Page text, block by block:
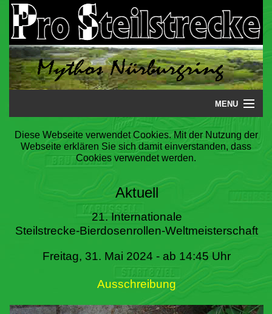
MENU
Startseite
Steilstrecke
Literatur
Termine
Diese Webseite verwendet Cookies. Mit der Nutzung der
Webseite erklären Sie sich damit einverstanden, dass
Cookies verwendet werden.
Aktuell
21. Internationale
Steilstrecke-Bierdosenrollen-Weltmeisterschaft
Freitag, 31. Mai 2024 - ab 14:45 Uhr
Ausschreibung